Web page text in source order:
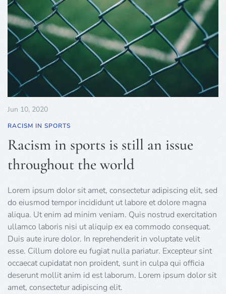
Jun 10, 2020
RACISM IN SPORTS
Racism in sports is still an issue
throughout the world
Lorem ipsum dolor sit amet, consectetur adipiscing elit, sed
do eiusmod tempor incididunt ut labore et dolore magna
aliqua. Ut enim ad minim veniam. Quis nostrud exercitation
ullamco laboris nisi ut aliquip ex ea commodo consequat.
Duis aute irure dolor. In reprehenderit in voluptate velit
esse. Cillum dolore eu fugiat nulla pariatur. Excepteur sint
occaecat cupidatat non proident, sunt in culpa qui officia
deserunt mollit anim id est laborum. Lorem ipsum dolor sit
amet, consectetur adipiscing elit.